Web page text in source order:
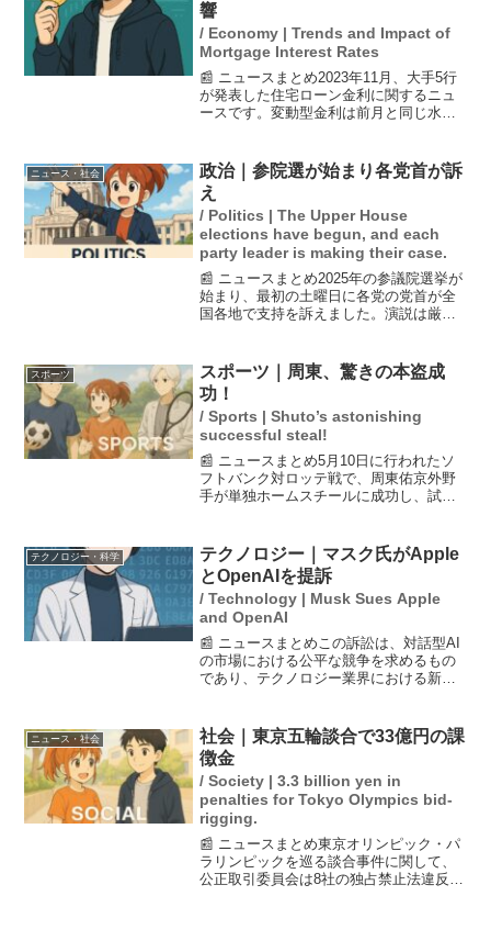
響
/ Economy | Trends and Impact of
Mortgage Interest Rates
📰 ニュースまとめ2023年11月、大手5行
が発表した住宅ローン金利に関するニュ
ースです。変動型金利は前月と同じ水準
銀行と三井住友信託銀行の2行が引き上
げ...
ニュース・社会
政治｜参院選が始まり各党首が訴
え
/ Politics | The Upper House
elections have begun, and each
party leader is making their case.
📰 ニュースまとめ2025年の参議院選挙が
始まり、最初の土曜日に各党の党首が全
国各地で支持を訴えました。演説は厳重
な争点としては、物価高対策や社会保
障、外交・防衛、政...
スポーツ
スポーツ｜周東、驚きの本盗成
功！
/ Sports | Shuto’s astonishing
successful steal!
📰 ニュースまとめ5月10日に行われたソ
フトバンク対ロッテ戦で、周東佑京外野
手が単独ホームスチールに成功し、試合
んお願いします打たせてください」と思
いを語り、母への...
テクノロジー・科学
テクノロジー｜マスク氏がApple
とOpenAIを提訴
/ Technology | Musk Sues Apple
and OpenAI
📰 ニュースまとめこの訴訟は、対話型AI
の市場における公平な競争を求めるもの
であり、テクノロジー業界における新た
し、両社が自社のAIアプリをiPhoneで優
遇し...
ニュース・社会
社会｜東京五輪談合で33億円の課
徴金
/ Society | 3.3 billion yen in
penalties for Tokyo Olympics bid-
rigging.
📰 ニュースまとめ東京オリンピック・パ
ラリンピックを巡る談合事件に関して、
公正取引委員会は8社の独占禁止法違反を